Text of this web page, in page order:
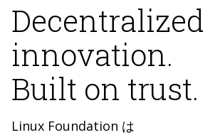
Decentralized
innovation.
Built on trust.
Linux Foundation は